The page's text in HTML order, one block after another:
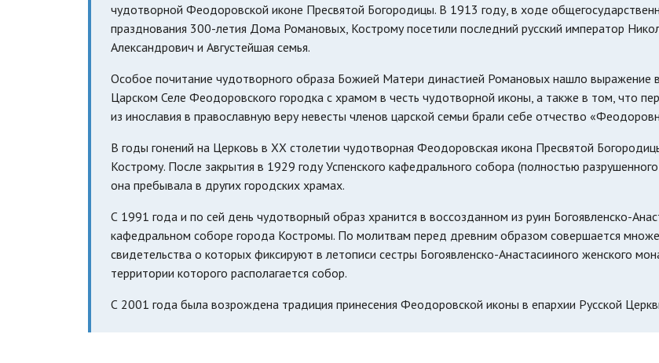
чудотворной Феодоровской иконе Пресвятой Богородицы. В 1913 году, в ходе
празднования 300-летия Дома Романовых, Кострому посетили последний русский император
Александрович и Августейшая семья.
Особое почитание чудотворного образа Божией Матери династией Романовых нашло выражение
Царском Селе Феодоровского городка с храмом в честь чудотворной иконы, а также в том, что
из инославия в православную веру невесты членов царской семьи брали себе отчество
В годы гонений на Церковь в XX столетии чудотворная Феодоровская икона Пресвятой
Кострому. После закрытия в 1929 году Успенского кафедрального собора (полностью
она пребывала в других городских храмах.
С 1991 года и по сей день чудотворный образ хранится в воссозданном из руин Богоявленско-
кафедральном соборе города Костромы. По молитвам перед древним образом совершается
свидетельства о которых фиксируют в летописи сестры Богоявленско-Анастасииного женского
территории которого располагается собор.
С 2001 года была возрождена традиция принесения Феодоровской иконы в епархии Русской